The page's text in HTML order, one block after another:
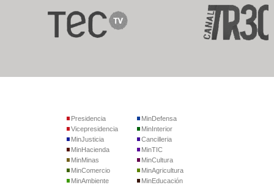
Presidencia
Vicepresidencia
MinJusticia
MinDefensa
MinInterior
Cancilleria
MinHacienda
MinMinas
MinComercio
MinTIC
MinCultura
MinAgricultura
MinAmbiente
MinEducación